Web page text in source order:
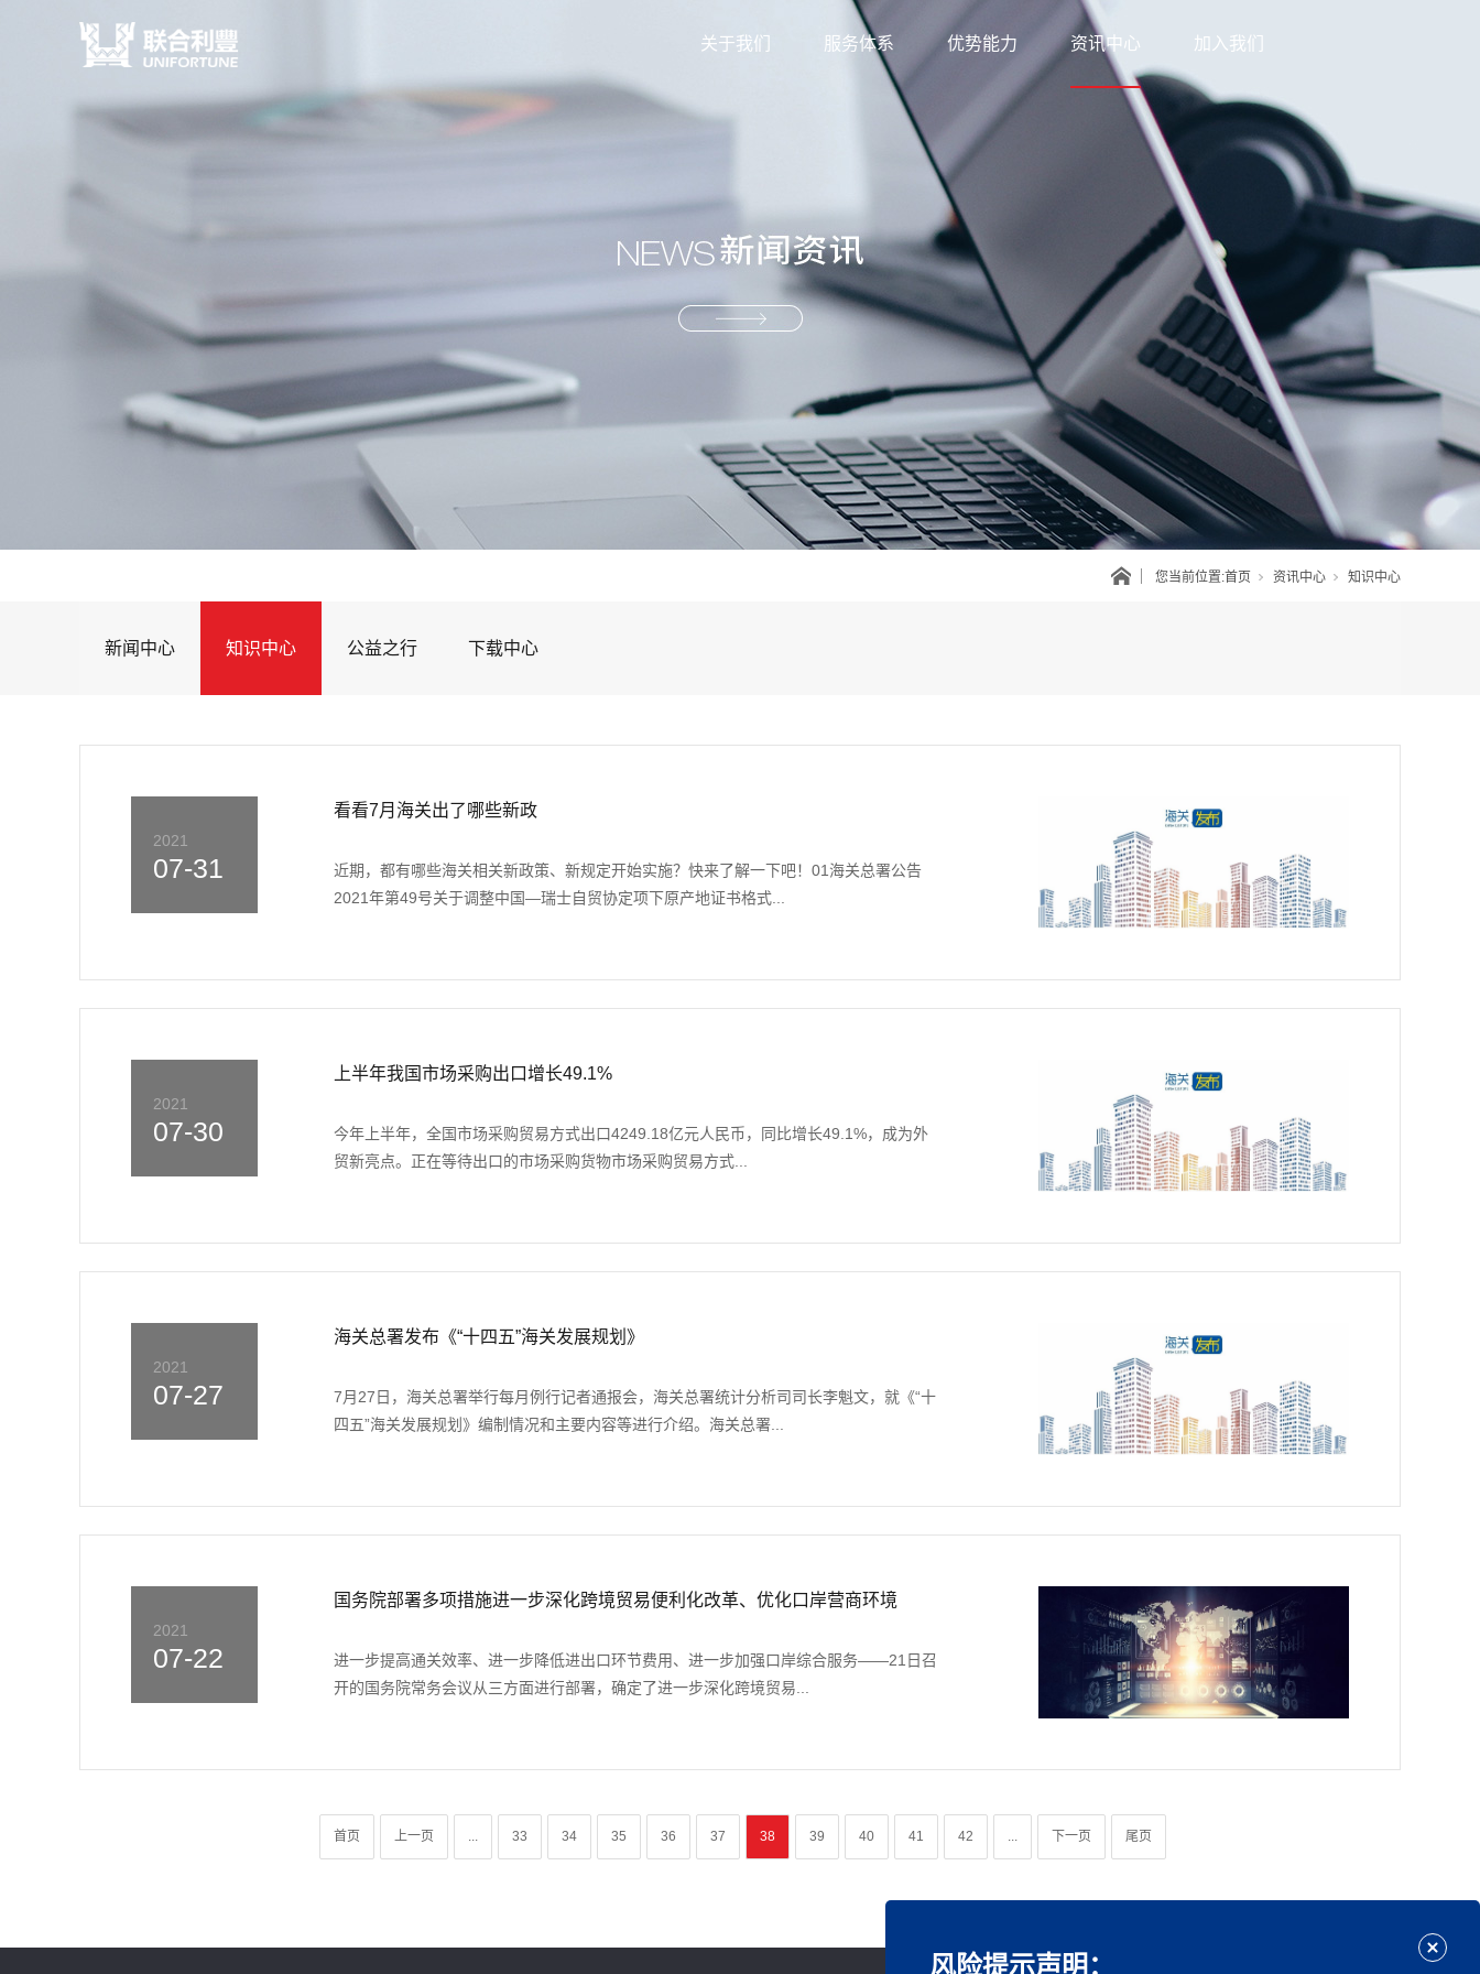
关于我们 服务体系 优势能力
信息科技
服务网络
资源优势
解决方案
资讯中心
新闻中心
下载中心
加入我们
您当前位置:首页 资讯中心 知识中心
新闻中心 知识中心 公益之行 下载中心
2021
07-31
看看7月海关出了哪些新政
近期，都有哪些海关相关新政策、新规定开始实施？快来了解一下吧！01海关总署公告
2021年第49号关于调整中国—瑞士自贸协定项下原产地证书格式...
2021
07-30
上半年我国市场采购出口增长49.1%
今年上半年，全国市场采购贸易方式出口4249.18亿元人民币，同比增长49.1%，成为外
贸新亮点。正在等待出口的市场采购货物市场采购贸易方式...
2021
07-27
海关总署发布《“十四五”海关发展规划》
7月27日，海关总署举行每月例行记者通报会，海关总署统计分析司司长李魁文，就《“十
四五”海关发展规划》编制情况和主要内容等进行介绍。海关总署...
2021
07-22
国务院部署多项措施进一步深化跨境贸易便利化改革、优化口岸营商环境
进一步提高通关效率、进一步降低进出口环节费用、进一步加强口岸综合服务——21日召
开的国务院常务会议从三方面进行部署，确定了进一步深化跨境贸易...
首页 上一页 ... 33 34 35 36 37 38 39 40 41 42 ... 下一页 尾页
风险提示声明：